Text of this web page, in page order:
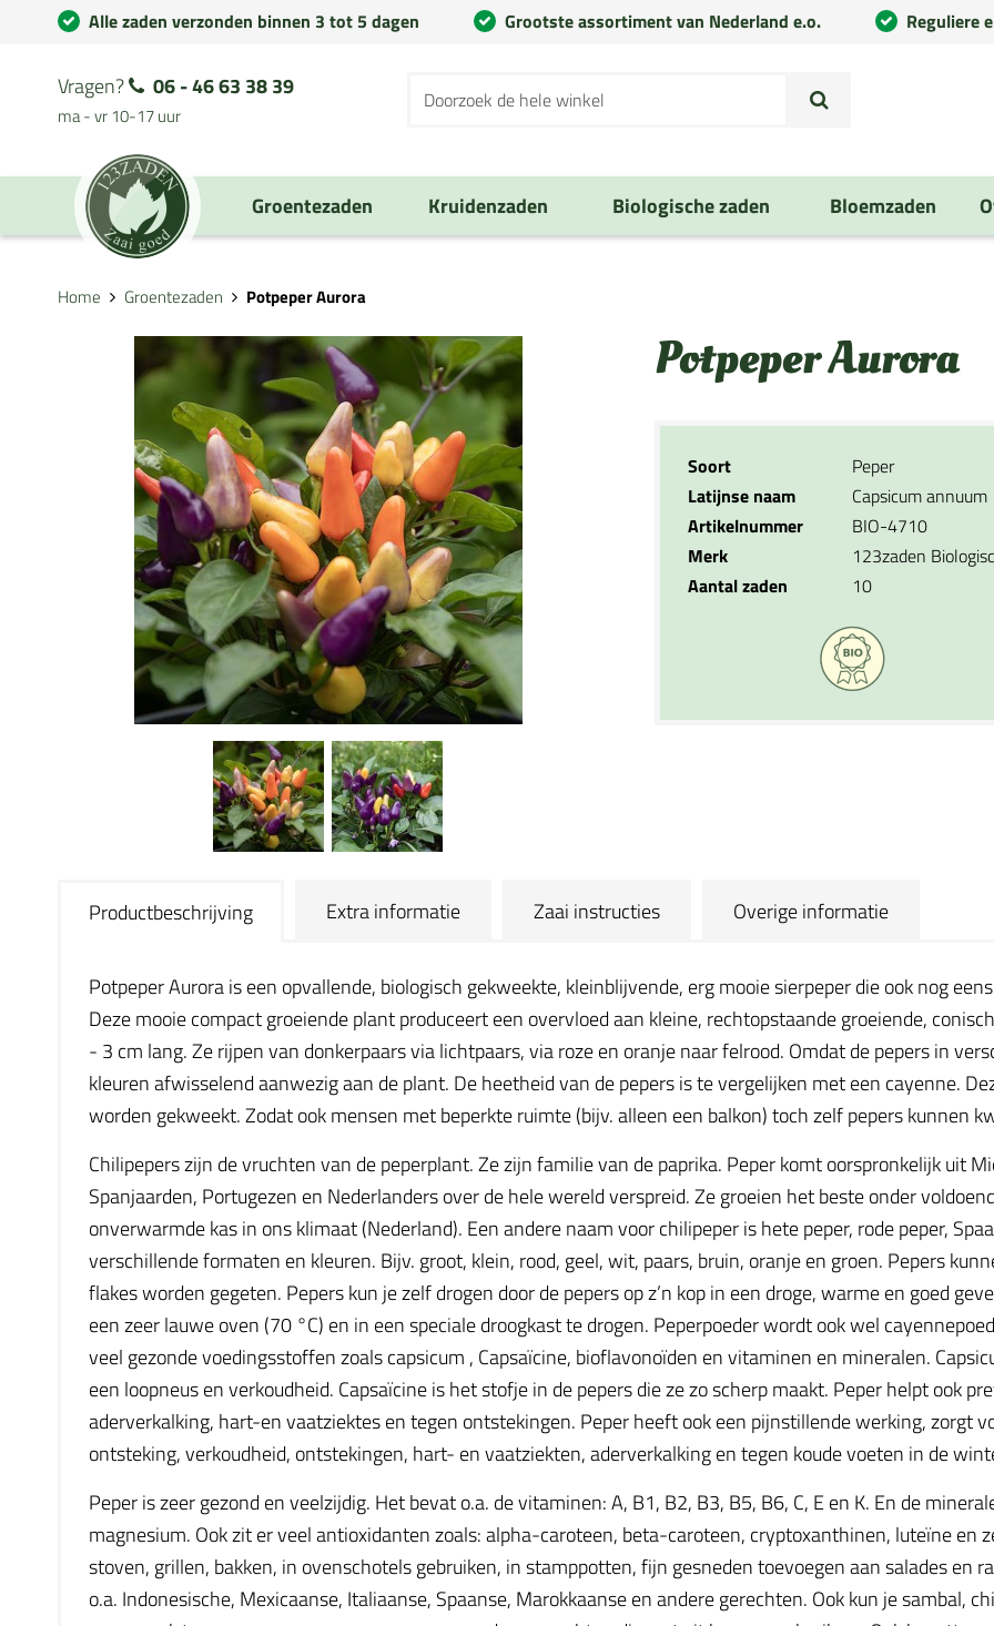
Alle zaden verzonden binnen 3 tot 5 dagen Grootste assortiment van Nederland e.o. Reguliere
Vragen? 06 - 46 63 38 39
ma - vr 10-17 uur
Groentezaden Kruidenzaden Biologische zaden Bloemzaden
Home Groentezaden Potpeper Aurora
Potpeper Aurora
Soort
Peper
Latijnse naam
Capsicum annuum
Artikelnummer
BIO-4710
Merk
123zaden
Aantal zaden
10
Productbeschrijving Extra informatie Zaai instructies Overige informatie
Potpeper Aurora is een opvallende, biologisch gekweekte, kleinblijvende, erg mooie sierpeper die ook nog
Deze mooie compact groeiende plant produceert een overvloed aan kleine, rechtopstaande groeiende,
- 3 cm lang. Ze rijpen van donkerpaars via lichtpaars, via roze en oranje naar felrood. Omdat de pepers in
kleuren afwisselend aanwezig aan de plant. De heetheid van de pepers is te vergelijken met een cayenne.
worden gekweekt. Zodat ook mensen met beperkte ruimte (bijv. alleen een balkon) toch zelf pepers kunnen
Chilipepers zijn de vruchten van de peperplant. Ze zijn familie van de paprika. Peper komt oorspronkelijk uit
Spanjaarden, Portugezen en Nederlanders over de hele wereld verspreid. Ze groeien het beste onder
onverwarmde kas in ons klimaat (Nederland). Een andere naam voor chilipeper is hete peper, rode peper,
verschillende formaten en kleuren. Bijv. groot, klein, rood, geel, wit, paars, bruin, oranje en groen. Pepers
flakes worden gegeten. Pepers kun je zelf drogen door de pepers op z’n kop in een droge, warme en goed
een zeer lauwe oven (70 °C) en in een speciale droogkast te drogen. Peperpoeder wordt ook wel
veel gezonde voedingsstoffen zoals capsicum , Capsaïcine, bioflavonoïden en vitaminen en mineralen.
een loopneus en verkoudheid. Capsaïcine is het stofje in de pepers die ze zo scherp maakt. Peper helpt ook
aderverkalking, hart-en vaatziektes en tegen ontstekingen. Peper heeft ook een pijnstillende werking, zorgt
ontsteking, verkoudheid, ontstekingen, hart- en vaatziekten, aderverkalking en tegen koude voeten in de
Peper is zeer gezond en veelzijdig. Het bevat o.a. de vitaminen: A, B1, B2, B3, B5, B6, C, E en K. En de
magnesium. Ook zit er veel antioxidanten zoals: alpha-caroteen, beta-caroteen, cryptoxanthinen, luteïne en
stoven, grillen, bakken, in ovenschotels gebruiken, in stamppotten, fijn gesneden toevoegen aan salades en
o.a. Indonesische, Mexicaanse, Italiaanse, Spaanse, Marokkaanse en andere gerechten. Ook kun je sambal,